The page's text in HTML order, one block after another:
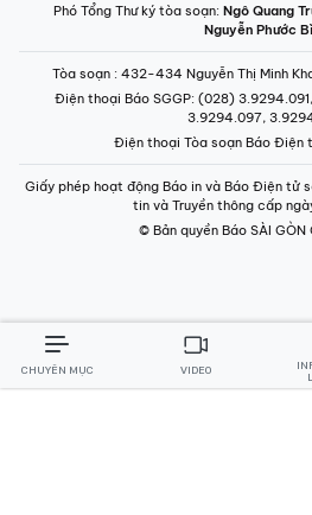
Phó Tổng Thư ký tòa soạn: Ngô Quang
Nguyễn Phước
Tòa soạn : 432-434 Nguyễn Thị Minh
Điện thoại Báo SGGP: (028)
3.9294.097,
Điện thoại Tòa soạn Báo Điện
Giấy phép hoạt động Báo in và Báo Điện tử
tin và Truyền thông cấp
© Bản quyền Báo SÀI GÒN
CHUYÊN MỤC VIDEO